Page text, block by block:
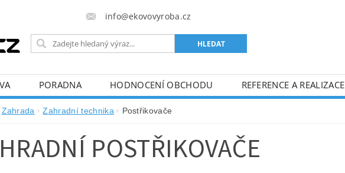
info@ekovovyroba.cz
PORADNA HODNOCENÍ OBCHODU REFERENCE A REALIZACE
Zahrada Zahradní technika Postřikovače
POSTŘIKOVAČE